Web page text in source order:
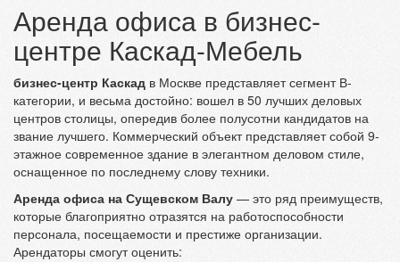
Аренда офиса в бизнес-
центре Каскад-Мебель
бизнес-центр Каскад в Москве представляет сегмент В-
категории, и весьма достойно: вошел в 50 лучших деловых
центров столицы, опередив более полусотни кандидатов на
звание лучшего. Коммерческий объект представляет собой 9-
этажное современное здание в элегантном деловом стиле,
оснащенное по последнему слову техники.
Аренда офиса на Сущевском Валу — это ряд преимуществ,
которые благоприятно отразятся на работоспособности
персонала, посещаемости и престиже организации.
Арендаторы смогут оценить: